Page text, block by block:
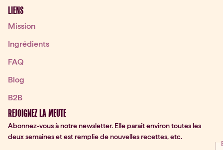
LIENS
Mission
Ingrédients
FAQ
Blog
B2B
REJOIGNEZ LA MEUTE
Abonnez-vous à notre newsletter. Elle paraît environ toutes les
deux semaines et est remplie de nouvelles recettes, etc.
Signup